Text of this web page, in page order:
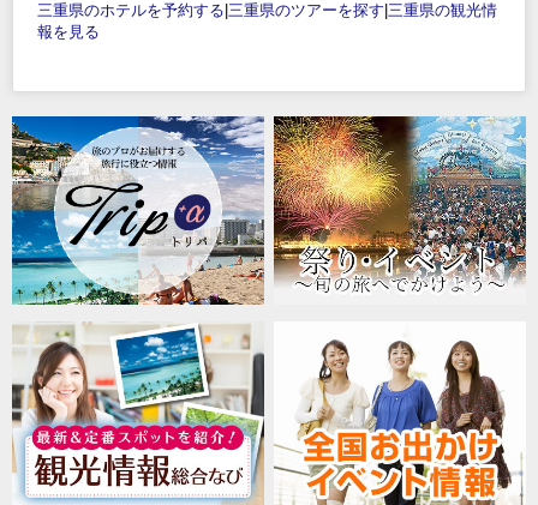
三重県のホテルを予約する 三重県のツアーを探す 三重県の観光情
報を見る